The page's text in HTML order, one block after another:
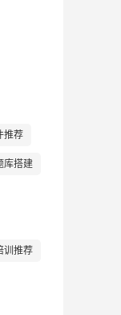
推荐
库搭建
训推荐